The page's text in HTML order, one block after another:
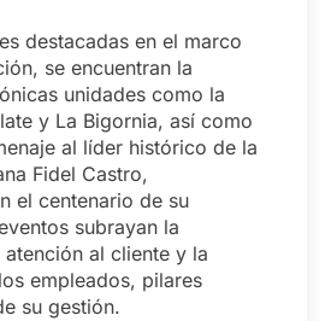
destacadas en el marco
se encuentran la
unidades como la
y La Bigornia, así como
al líder histórico de la
Fidel Castro,
el centenario de su
subrayan la
al cliente y la
empleados, pilares
su gestión.